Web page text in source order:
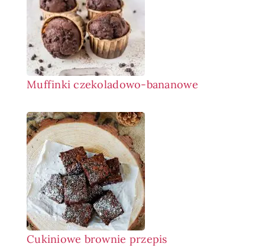
Muffinki czekoladowo-bananowe
Cukiniowe brownie przepis